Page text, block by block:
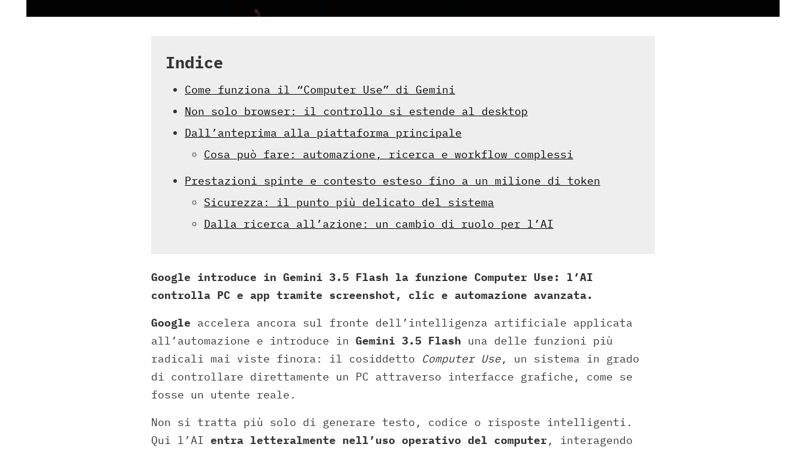
Indice
Come funziona il “Computer Use” di Gemini
Non solo browser: il controllo si estende al desktop
Dall’anteprima alla piattaforma principale
Cosa può fare: automazione, ricerca e workflow complessi
Prestazioni spinte e contesto esteso fino a un milione di token
Sicurezza: il punto più delicato del sistema
Dalla ricerca all’azione: un cambio di ruolo per l’AI
Google introduce in Gemini 3.5 Flash la funzione Computer Use: l’AI
controlla PC e app tramite screenshot, clic e automazione avanzata.
Google accelera ancora sul fronte dell’intelligenza artificiale applicata
all’automazione e introduce in Gemini 3.5 Flash una delle funzioni più
radicali mai viste finora: il cosiddetto Computer Use, un sistema in grado
di controllare direttamente un PC attraverso interfacce grafiche, come se
fosse un utente reale.
Non si tratta più solo di generare testo, codice o risposte intelligenti.
Qui l’AI entra letteralmente nell’uso operativo del computer , interagendo